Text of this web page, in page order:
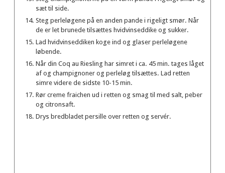
sæt til side.
Steg perleløgene på en anden pande i rigeligt smør. Når
de er let brunede tilsættes hvidvinseddike og sukker.
Lad hvidvinseddiken koge ind og glaser perleløgene
løbende.
Når din Coq au Riesling har simret i ca. 45 min. tages låget
af og champignoner og perleløg tilsættes. Lad retten
simre videre de sidste 10-15 min.
Rør creme fraichen ud i retten og smag til med salt, peber
og citronsaft.
Drys bredbladet persille over retten og servér.